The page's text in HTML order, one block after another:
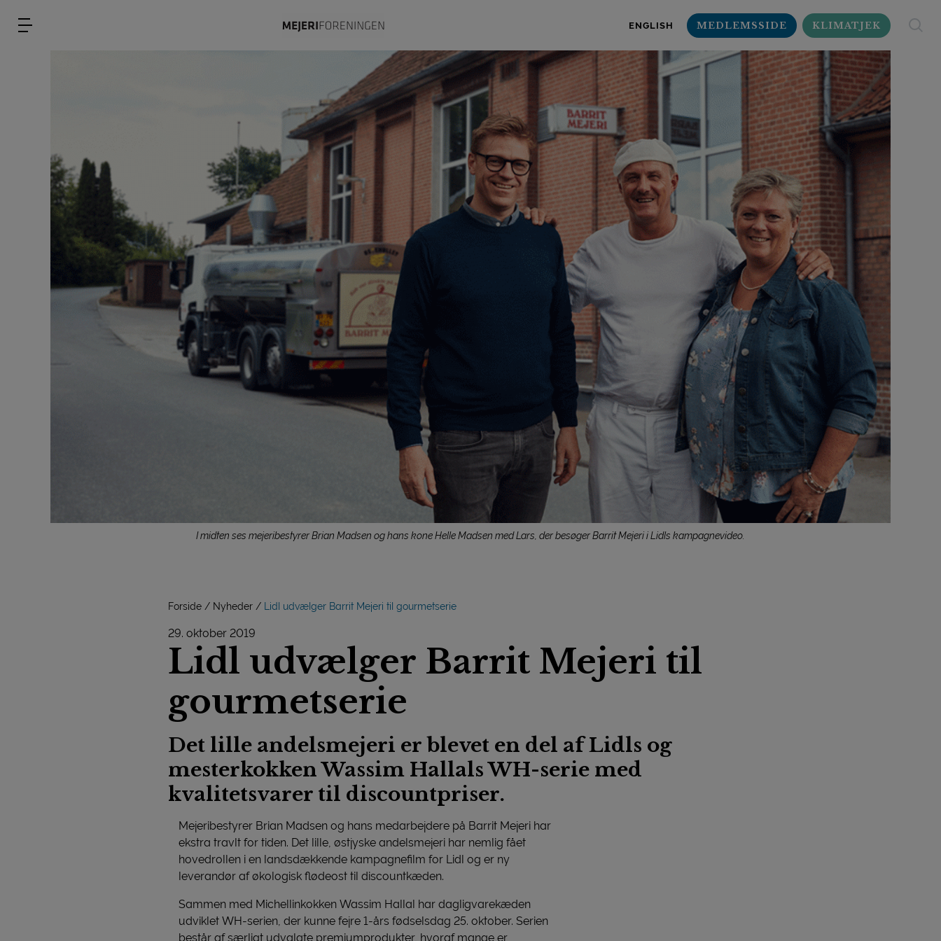
ENGLISH MEDLEMSSIDE KLIMATJEK
I midten ses mejeribestyrer Brian Madsen og hans kone Helle Madsen med Lars, der besøger Barrit Mejeri i Lidls kampagnevideo.
Forside Nyheder Lidl udvælger Barrit Mejeri til gourmetserie
29. oktober 2019
Lidl udvælger Barrit Mejeri til
gourmetserie
Det lille andelsmejeri er blevet en del af Lidls og
mesterkokken Wassim Hallals WH-serie med
kvalitetsvarer til discountpriser.
Mejeribestyrer Brian Madsen og hans medarbejdere på Barrit Mejeri har
ekstra travlt for tiden. Det lille, østjyske andelsmejeri har nemlig fået
hovedrollen i en landsdækkende kampagnefilm for Lidl og er ny
leverandør af økologisk flødeost til discountkæden.
Sammen med Michellinkokken Wassim Hallal har dagligvarekæden
udviklet WH-serien, der kunne fejre 1-års fødselsdag 25. oktober. Serien
består af særligt udvalgte premiumprodukter, hvoraf mange er